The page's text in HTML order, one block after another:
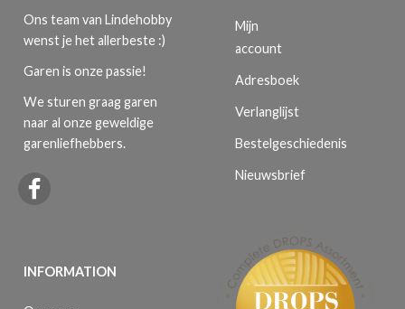
Ons team van Lindehobby
wenst je het allerbeste :)
Garen is onze passie!
We sturen graag garen
naar al onze geweldige
garenliefhebbers.
INFORMATION
Mijn
account
Adresboek
Verlanglijst
Bestelgeschiedenis
Nieuwsbrief